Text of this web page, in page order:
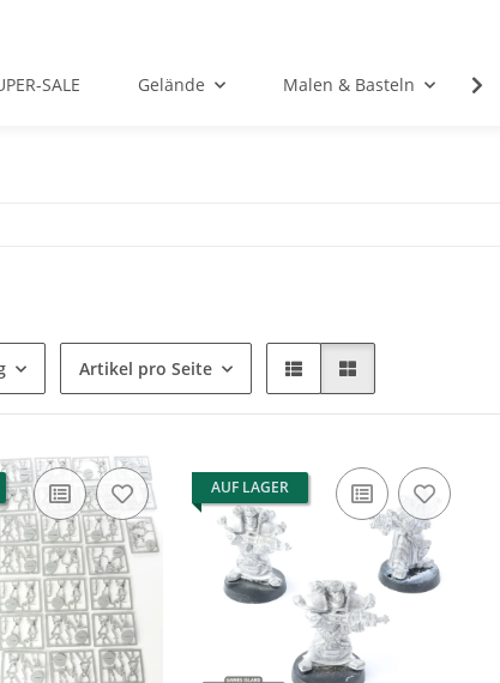
SALE Gelände Malen & Basteln
Artikel pro Seite
AUF LAGER